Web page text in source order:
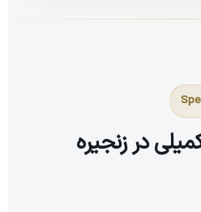
در زنجیره